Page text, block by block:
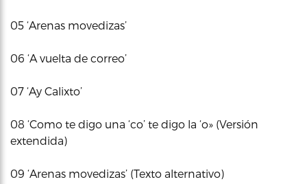
05 ‘Arenas movedizas’
06 ‘A vuelta de correo’
07 ‘Ay Calixto’
08 ‘Como te digo una ‘co’ te digo la ‘o» (Versión
extendida)
09 ‘Arenas movedizas’ (Texto alternativo)